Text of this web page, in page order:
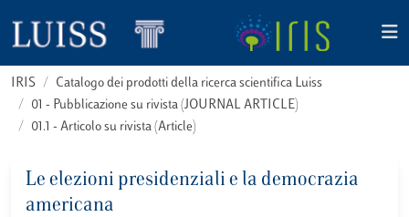
IRIS
Catalogo dei prodotti della ricerca scientifica Luiss
01 - Pubblicazione su rivista (JOURNAL ARTICLE)
01.1 - Articolo su rivista (Article)
Le elezioni presidenziali e la democrazia
americana